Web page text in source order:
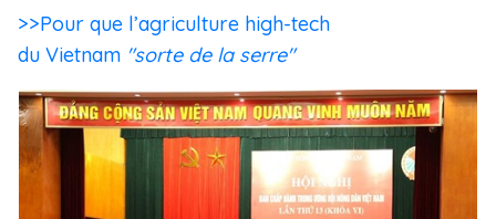
>>Pour que l’agriculture high-tech
du Vietnam "sorte de la serre"